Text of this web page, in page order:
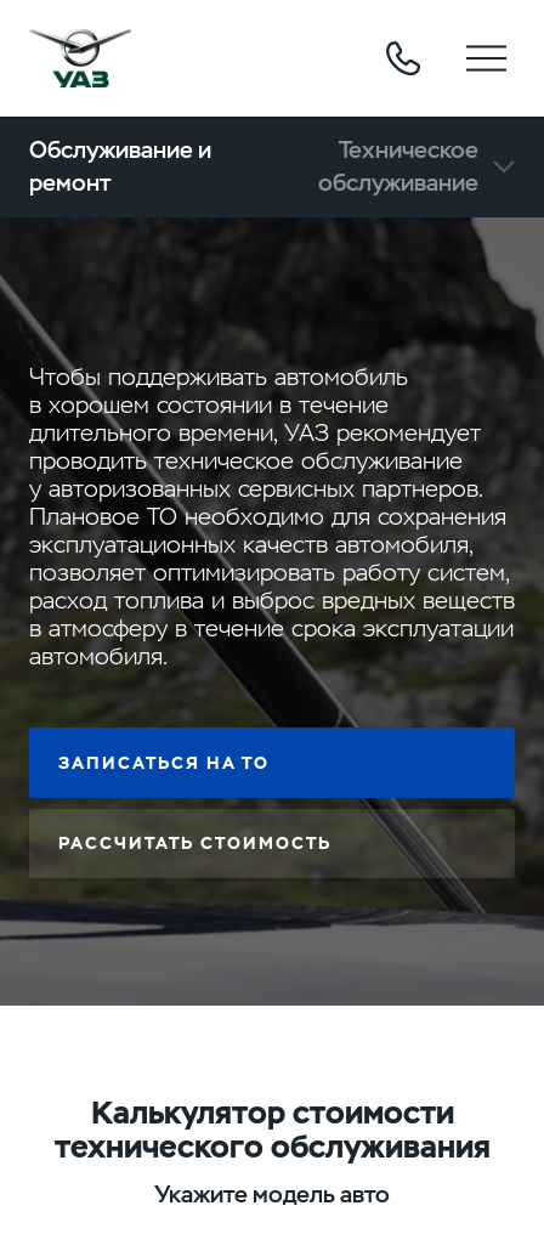
Обслуживание и
ремонт
Техническое
обслуживание
Чтобы поддерживать автомобиль
в хорошем состоянии в течение
длительного времени, УАЗ рекомендует
проводить техническое обслуживание
у авторизованных сервисных партнеров.
Плановое ТО необходимо для сохранения
эксплуатационных качеств автомобиля,
позволяет оптимизировать работу систем,
расход топлива и выброс вредных веществ
в атмосферу в течение срока эксплуатации
автомобиля.
ЗАПИСАТЬСЯ НА ТО
РАССЧИТАТЬ СТОИМОСТЬ
Калькулятор стоимости
технического обслуживания
Укажите модель авто